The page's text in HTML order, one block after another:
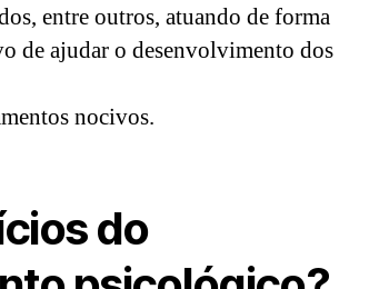
entre outros, atuando de forma
de ajudar o desenvolvimento dos
nocivos.
do